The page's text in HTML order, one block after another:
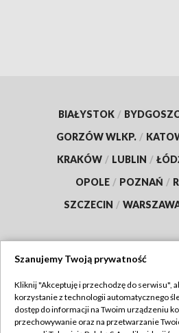
BIAŁYSTOK /
GORZÓW WLKP. /
KRAKÓW / LUBLIN /
OPOLE / POZNAŃ /
SZCZECIN /
TVP
Abonament TVP
Regulamin
Szanujemy Twoją prywatność
Kliknij "Akceptuję i przechodzę do serwisu",
korzystanie z technologii automatycznego
dostęp do informacji na Twoim urządzeniu
przechowywanie oraz na przetwarzanie